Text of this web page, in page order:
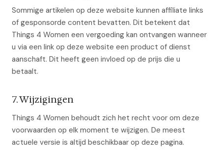
Sommige artikelen op deze website kunnen affiliate links
of gesponsorde content bevatten. Dit betekent dat
Things 4 Women een vergoeding kan ontvangen wanneer
u via een link op deze website een product of dienst
aanschaft. Dit heeft geen invloed op de prijs die u
betaalt.
7. Wijzigingen
Things 4 Women behoudt zich het recht voor om deze
voorwaarden op elk moment te wijzigen. De meest
actuele versie is altijd beschikbaar op deze pagina.